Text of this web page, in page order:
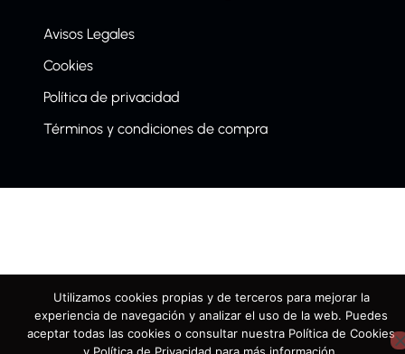
Avisos Legales
Cookies
Política de privacidad
Términos y condiciones de compra
Utilizamos cookies propias y de terceros para mejorar la
experiencia de navegación y analizar el uso de la web. Puedes
aceptar todas las cookies o consultar nuestra Política de Cookies